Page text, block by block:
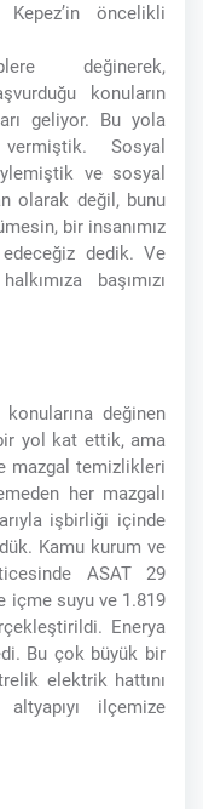
öncelikli
değinerek,
konuların
geliyor. Bu yola
Sosyal
ve sosyal
olarak değil, bunu
bir insanımız
dedik. Ve
başımızı
değinen
yol kat ettik, ama
mazgal temizlikleri
her mazgalı
işbirliği içinde
Kamu kurum ve
ASAT 29
içme suyu ve 1.819
Enerya
Bu çok büyük bir
elektrik hattını
ilçemize